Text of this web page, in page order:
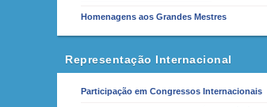
Homenagens aos Grandes Mestres
Representação Internacional
Participação em Congressos Internacionais